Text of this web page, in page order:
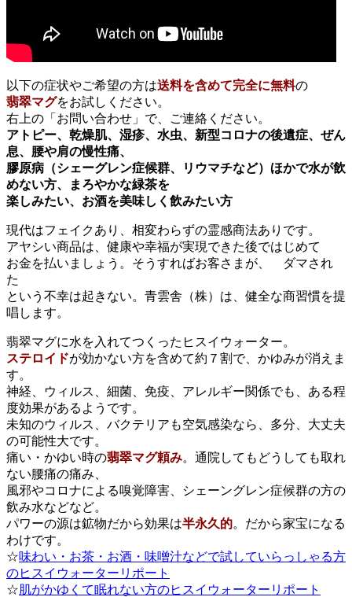
以下の症状やご希望の方は送料を含めて完全に無料の
翡翠マグをお試しください。
右上の「お問い合わせ」で、ご連絡ください。
アトピー、乾燥肌、湿疹、水虫、新型コロナの後遺症、ぜん
息、腰や肩の慢性痛、
膠原病（シェーグレン症候群、リウマチなど）ほかで水が飲
めない方、まろやかな緑茶を
楽しみたい、お酒を美味しく飲みたい方
現代はフェイクあり、相変わらずの霊感商法ありです。
アヤシい商品は、健康や幸福が実現できた後ではじめて
お金を払いましょう。そうすればお客さまが、 ダマされ
た
という不幸は起きない。青雲舎（株）は、健全な商習慣を提
唱します。
翡翠マグに水を入れてつくったヒスイウォーター。
ステロイドが効かない方を含めて約７割で、かゆみが消えま
す。
神経、ウィルス、細菌、免疫、アレルギー関係でも、ある程
度効果があるようです。
未知のウィルス、バクテリアも空気感染なら、多分、大丈夫
の可能性大です。
痛い・かゆい時の翡翠マグ頼み。通院してもどうしても取れ
ない腰痛の痛み、
風邪やコロナによる嗅覚障害、シェーングレン症候群の方の
飲み水などなど。
パワーの源は鉱物だから効果は半永久的。だから家宝になる
わけです。
☆味わい・お茶・お酒・味噌汁などで試していらっしゃる方
のヒスイウォーターリポート
☆肌がかゆくて眠れない方のヒスイウォーターリポート